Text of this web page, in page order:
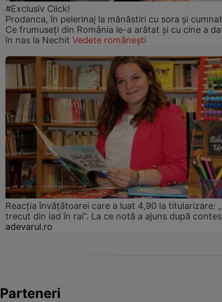
#Exclusiv Click!
Prodanca, în pelerinaj la mănăstiri cu sora și
Ce frumuseți din România le-a arătat și cu cine a
în nas la Nechit Vedete românești
Reacția învățătoarei care a luat 4,90 la titularizare:
trecut din iad în rai”. La ce notă a ajuns după
adevarul.ro
Parteneri